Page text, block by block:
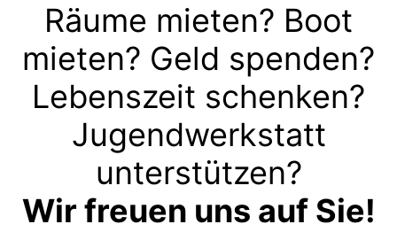
Räume mieten? Boot
mieten? Geld spenden?
Lebenszeit schenken?
Jugendwerkstatt
unterstützen?
Wir freuen uns auf Sie!